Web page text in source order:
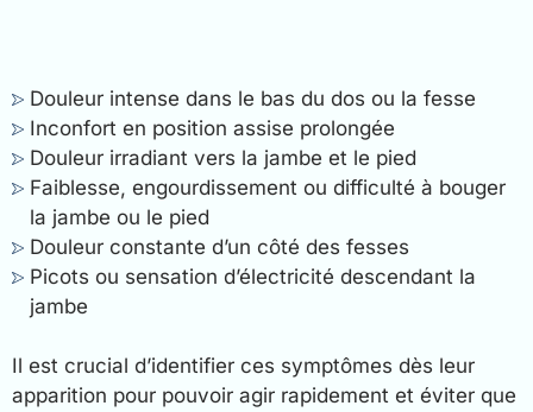
Douleur intense dans le bas du dos ou la fesse
Inconfort en position assise prolongée
Douleur irradiant vers la jambe et le pied
Faiblesse, engourdissement ou difficulté à bouger
la jambe ou le pied
Douleur constante d’un côté des fesses
Picots ou sensation d’électricité descendant la
jambe
Il est crucial d’identifier ces symptômes dès leur
apparition pour pouvoir agir rapidement et éviter que